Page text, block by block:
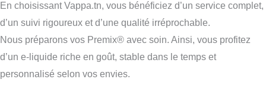
En choisissant Vappa.tn, vous bénéficiez d’un service complet,
d’un suivi rigoureux et d’une qualité irréprochable.
Nous préparons vos Premix® avec soin. Ainsi, vous profitez
d’un e-liquide riche en goût, stable dans le temps et
personnalisé selon vos envies.